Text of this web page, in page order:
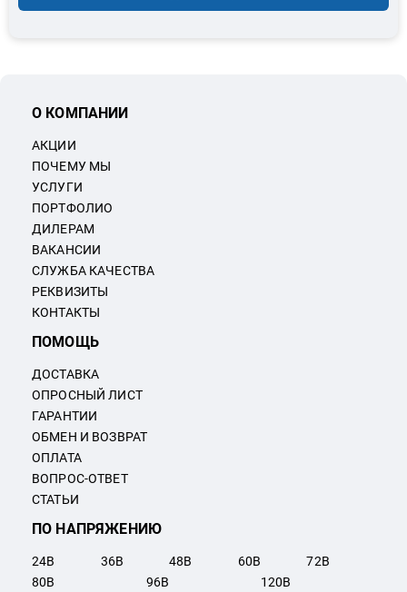
О КОМПАНИИ
АКЦИИ
ПОЧЕМУ МЫ
УСЛУГИ
ПОРТФОЛИО
ДИЛЕРАМ
ВАКАНСИИ
СЛУЖБА КАЧЕСТВА
РЕКВИЗИТЫ
КОНТАКТЫ
ПОМОЩЬ
ДОСТАВКА
ОПРОСНЫЙ ЛИСТ
ГАРАНТИИ
ОБМЕН И ВОЗВРАТ
ОПЛАТА
ВОПРОС-ОТВЕТ
СТАТЬИ
ПО НАПРЯЖЕНИЮ
24В 36В 48В 60В 72В
80В 96В 120В